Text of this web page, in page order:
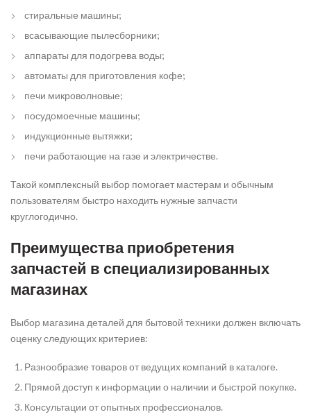
стиральные машины;
всасывающие пылесборники;
аппараты для подогрева воды;
автоматы для приготовления кофе;
печи микроволновые;
посудомоечные машины;
индукционные вытяжки;
печи работающие на газе и электричестве.
Такой комплексный выбор помогает мастерам и обычным
пользователям быстро находить нужные запчасти
круглогодично.
Преимущества приобретения
запчастей в специализированных
магазинах
Выбор магазина деталей для бытовой техники должен включать
оценку следующих критериев:
Разнообразие товаров от ведущих компаний в каталоге.
Прямой доступ к информации о наличии и быстрой покупке.
Консультации от опытных профессионалов.